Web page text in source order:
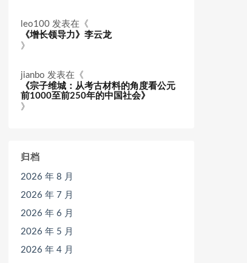
leo100 发表在《
《增长领导力》李云龙
》
jianbo 发表在《
《宗子维城：从考古材料的角度看公元
前1000至前250年的中国社会》
》
归档
2026 年 8 月
2026 年 7 月
2026 年 6 月
2026 年 5 月
2026 年 4 月